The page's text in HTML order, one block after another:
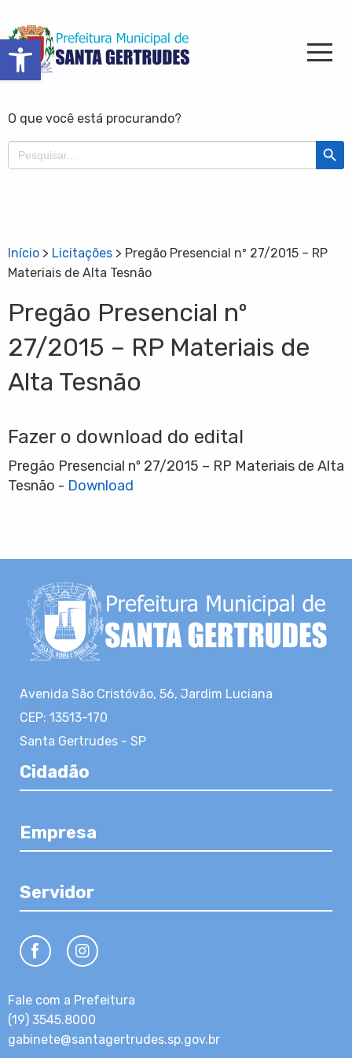
Barra de Ferramentas Aberta
O que você está procurando?
Search
for:
Search
Início > Licitações > Pregão Presencial nº 27/2015 – RP
Materiais de Alta Tesnão
Pregão Presencial nº
27/2015 – RP Materiais de
Alta Tesnão
Fazer o download do edital
Pregão Presencial nº 27/2015 – RP Materiais de Alta
Tesnão - Download
Avenida São Cristóvão, 56, Jardim Luciana
CEP: 13513-170
Santa Gertrudes - SP
Cidadão
Empresa
Servidor
Fale com a Prefeitura
(19) 3545.8000
gabinete@santagertrudes.sp.gov.br